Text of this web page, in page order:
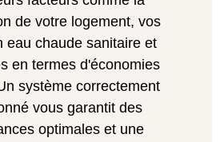
de votre logement, vos
eau chaude sanitaire et
en termes d'économies
système correctement
vous garantit des
optimales et une